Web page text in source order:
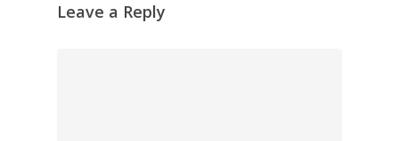
Leave a Reply